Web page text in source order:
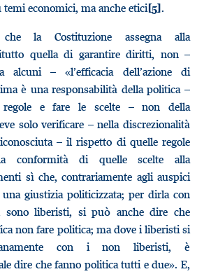
economici, ma anche etici[5].
la Costituzione assegna alla
quella di garantire diritti, non –
alcuni – «l’efficacia dell’azione di
è una responsabilità della politica –
e fare le scelte – non della
solo verificare – nella discrezionalità
– il rispetto di quelle regole
conformità di quelle scelte alla
sì che, contrariamente agli auspici
giustizia politicizzata; per dirla con
sono liberisti, si può anche dire che
non fare politica; ma dove i liberisti si
con i non liberisti, è
dire che fanno politica tutti e due». E,